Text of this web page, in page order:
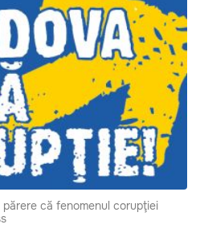
că fenomenul corupţiei